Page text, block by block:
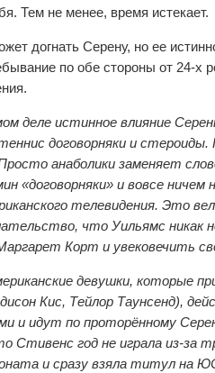
Тем не менее, время истекает.
догнать Серену, но ее
по обе стороны от 24-х
деле истинное влияние
договорняки и
анаболики заменяет
«договорняки» и вовсе
телевидения. Это
что Уильямс никак
Корт и увековечить
девушки, которые
Кис, Тейлор Таунсенд),
и идут по проторённому
Стивенс год не играла из-за
и сразу взяла титул на